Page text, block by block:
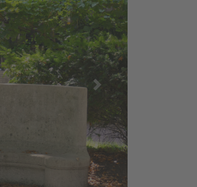
nächstes